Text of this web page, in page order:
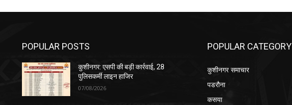
POPULAR POSTS
कुशीनगर: एसपी की बड़ी कार्रवाई, 28
पुलिसकर्मी लाइन हाजिर
07/08/2026
POPULAR CATEGORY
कुशीनगर समाचार
पडरौना
कसया